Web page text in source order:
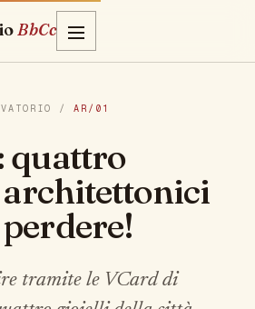
BbCc
/ AR/01
quattro
tramite le VCard di